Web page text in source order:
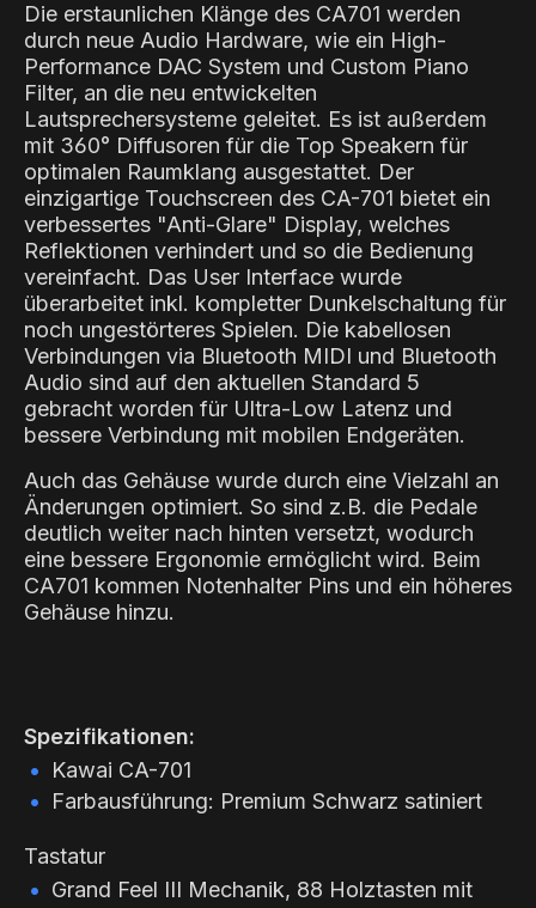
Die erstaunlichen Klänge des CA701 werden
durch neue Audio Hardware, wie ein High-
Performance DAC System und Custom Piano
Filter, an die neu entwickelten
Lautsprechersysteme geleitet. Es ist außerdem
mit 360° Diffusoren für die Top Speakern für
optimalen Raumklang ausgestattet. Der
einzigartige Touchscreen des CA-701 bietet ein
verbessertes "Anti-Glare" Display, welches
Reflektionen verhindert und so die Bedienung
vereinfacht. Das User Interface wurde
überarbeitet inkl. kompletter Dunkelschaltung für
noch ungestörteres Spielen. Die kabellosen
Verbindungen via Bluetooth MIDI und Bluetooth
Audio sind auf den aktuellen Standard 5
gebracht worden für Ultra-Low Latenz und
bessere Verbindung mit mobilen Endgeräten.
Auch das Gehäuse wurde durch eine Vielzahl an
Änderungen optimiert. So sind z.B. die Pedale
deutlich weiter nach hinten versetzt, wodurch
eine bessere Ergonomie ermöglicht wird. Beim
CA701 kommen Notenhalter Pins und ein höheres
Gehäuse hinzu.
Spezifikationen:
Kawai CA-701
Farbausführung: Premium Schwarz satiniert
Tastatur
Grand Feel III Mechanik, 88 Holztasten mit